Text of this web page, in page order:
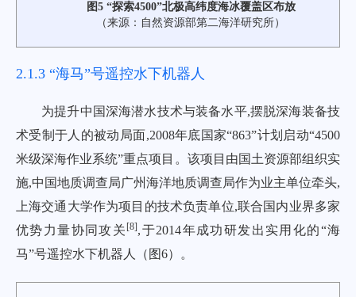
图5 “探索4500”北极高纬度海冰覆盖区布放
（来源：自然资源部第二海洋研究所）
2.1.3 “海马”号遥控水下机器人
为提升中国深海潜水技术与装备水平,摆脱深海装备技
术受制于人的被动局面,2008年底国家“863”计划启动“4500
米级深海作业系统”重点项目。该项目由国土资源部组织实
施,中国地质调查局广州海洋地质调查局作为业主单位牵头,
上海交通大学作为项目的技术负责单位,联合国内业界多家
优势力量协同攻关 [8],于2014年成功研发出实用化的“海
马”号遥控水下机器人（ 图6）。